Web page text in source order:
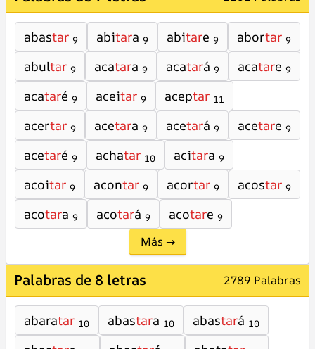
abastar 9 abitara 9 abitare 9 abortar 9
abultar 9 acatara 9 acatará 9 acatare 9
acataré 9 aceitar 9 aceptar 11
acertar 9 acetara 9 acetará 9 acetare 9
acetaré 9 achatar 10 acitara 9
acoitar 9 acontar 9 acortar 9 acostar 9
acotara 9 acotará 9 acotare 9
Más →
Palabras de 8 letras 2789 Palabras
abaratar 10 abastara 10 abastará 10